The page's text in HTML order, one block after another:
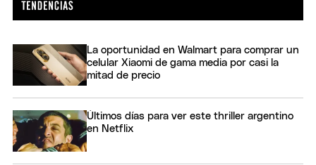
La oportunidad en Walmart para comprar un
celular Xiaomi de gama media por casi la
mitad de precio
Últimos días para ver este thriller argentino
en Netflix